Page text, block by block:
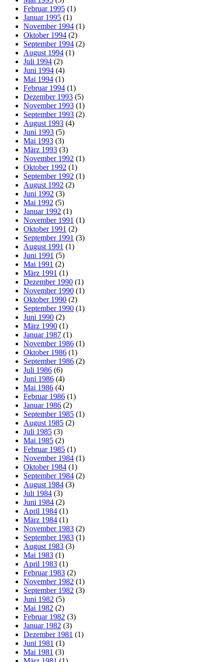
Februar 1995 (1)
Januar 1995 (1)
November 1994 (1)
Oktober 1994 (2)
September 1994 (2)
August 1994 (1)
Juli 1994 (2)
Juni 1994 (4)
Mai 1994 (1)
Februar 1994 (1)
Dezember 1993 (5)
November 1993 (1)
September 1993 (2)
August 1993 (4)
Juni 1993 (5)
Mai 1993 (3)
März 1993 (3)
November 1992 (1)
Oktober 1992 (1)
September 1992 (1)
August 1992 (2)
Juni 1992 (3)
Mai 1992 (5)
Januar 1992 (1)
November 1991 (1)
Oktober 1991 (2)
September 1991 (3)
August 1991 (1)
Juni 1991 (5)
Mai 1991 (2)
März 1991 (1)
Dezember 1990 (1)
November 1990 (1)
Oktober 1990 (2)
September 1990 (1)
Juni 1990 (2)
März 1990 (1)
Januar 1987 (1)
November 1986 (1)
Oktober 1986 (1)
September 1986 (2)
Juli 1986 (6)
Juni 1986 (4)
Mai 1986 (4)
Februar 1986 (1)
Januar 1986 (2)
September 1985 (1)
August 1985 (2)
Juli 1985 (3)
Mai 1985 (2)
Februar 1985 (1)
November 1984 (1)
Oktober 1984 (1)
September 1984 (2)
August 1984 (3)
Juli 1984 (3)
Juni 1984 (2)
April 1984 (1)
März 1984 (1)
November 1983 (2)
September 1983 (1)
August 1983 (3)
Mai 1983 (1)
April 1983 (1)
Februar 1983 (2)
November 1982 (1)
September 1982 (3)
Juni 1982 (5)
Mai 1982 (2)
Februar 1982 (3)
Januar 1982 (3)
Dezember 1981 (1)
Juni 1981 (1)
Mai 1981 (3)